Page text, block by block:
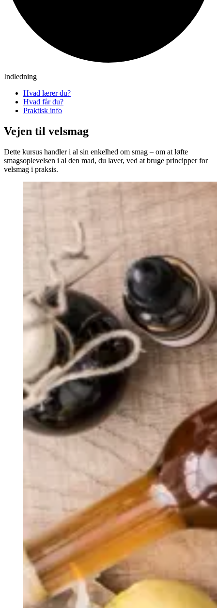
Indledning
Hvad lærer du?
Hvad får du?
Praktisk info
Vejen til velsmag
Dette kursus handler i al sin enkelhed om smag – om at løfte
smagsoplevelsen i al den mad, du laver, ved at bruge principper for
velsmag i praksis.